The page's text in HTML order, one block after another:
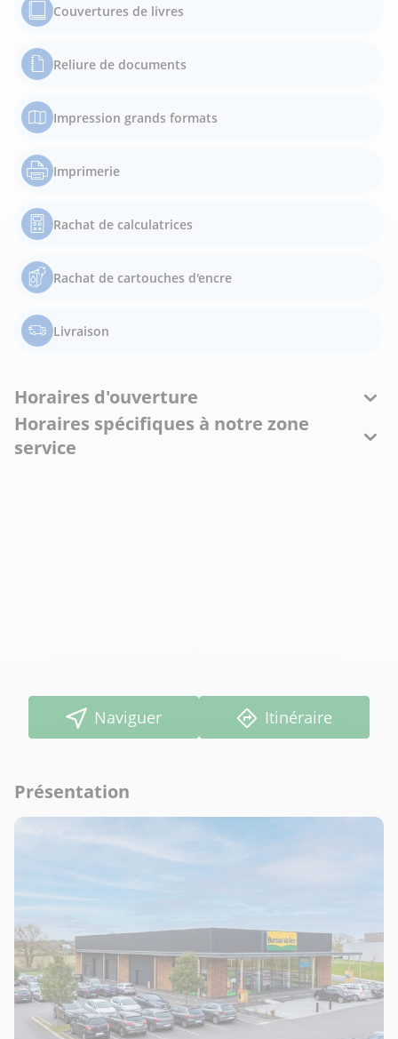
Couvertures de livres
Reliure de documents
Impression grands formats
Imprimerie
Rachat de calculatrices
Rachat de cartouches d'encre
Livraison
Horaires d'ouverture
Horaires spécifiques à notre zone
service
Naviguer Itinéraire
Présentation